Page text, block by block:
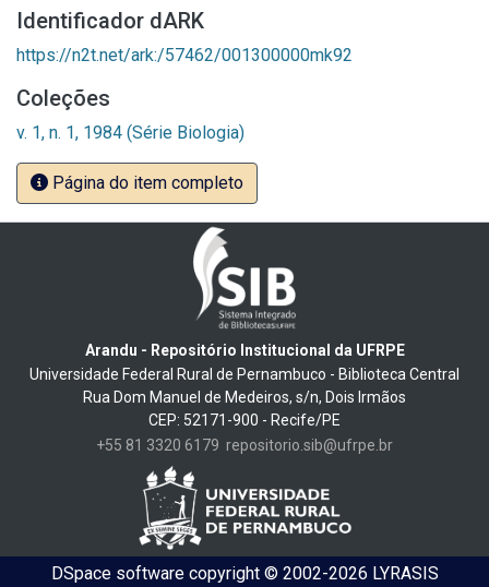
Identificador dARK
https://n2t.net/ark:/57462/001300000mk92
Coleções
v. 1, n. 1, 1984 (Série Biologia)
Página do item completo
Arandu - Repositório Institucional da UFRPE
Universidade Federal Rural de Pernambuco - Biblioteca Central
Rua Dom Manuel de Medeiros, s/n, Dois Irmãos
CEP: 52171-900 - Recife/PE
+55 81 3320 6179 repositorio.sib@ufrpe.br
DSpace softwarecopyright © 2002-2026 LYRASIS